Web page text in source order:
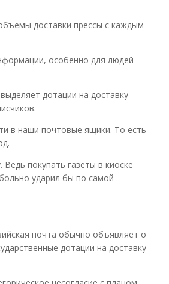
доставки прессы с каждым
особенно для людей
дотации на доставку
в наши почтовые ящики. То есть
покупать газеты в киоске
ударил бы по самой
почта обычно объявляет о
дотации на доставку